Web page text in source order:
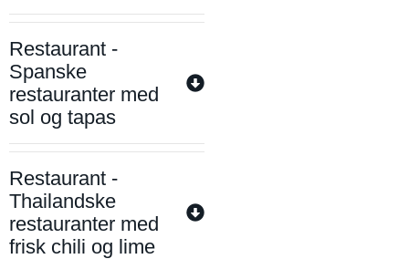
Restaurant -
Spanske
restauranter med
sol og tapas
Restaurant -
Thailandske
restauranter med
frisk chili og lime